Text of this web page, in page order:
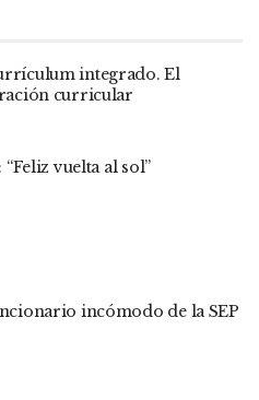
integrado. El
curricular
vuelta al sol”
incómodo de la SEP